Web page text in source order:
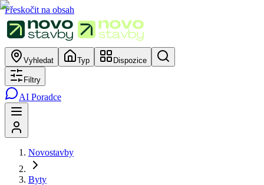
Přeskočit na obsah
Vyhledat Typ Dispozice
Filtry
AI Poradce
Novostavby
Byty